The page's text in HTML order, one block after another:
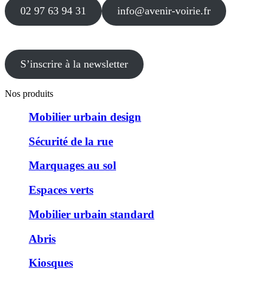
02 97 63 94 31 info@avenir-voirie.fr
S’inscrire à la newsletter
Nos produits
Mobilier urbain design
Sécurité de la rue
Marquages au sol
Espaces verts
Mobilier urbain standard
Abris
Kiosques